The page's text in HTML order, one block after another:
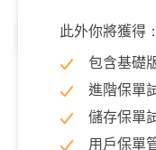
完全失能
此外你將獲得：
包含基礎
進階保單
儲存保單
用戶保單